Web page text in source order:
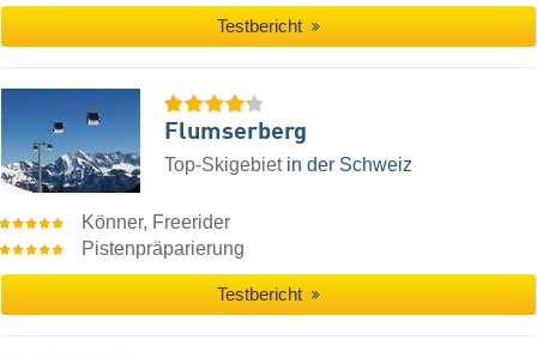
Testbericht
Flumserberg
Top-Skigebiet in der Schweiz
Könner, Freerider
Pistenpräparierung
Testbericht